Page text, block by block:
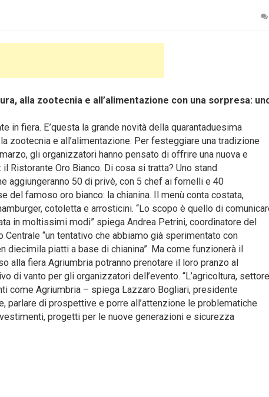
alla zootecnia e all’alimentazione con una sorpresa:
in fiera. E’questa la grande novità della quarantaduesima
zootecnia e all’alimentazione. Per festeggiare una tradizione
gli organizzatori hanno pensato di offrire una nuova e
Ristorante Oro Bianco. Di cosa si tratta? Uno stand
aggiungeranno 50 di privè, con 5 chef ai fornelli e 40
del famoso oro bianco: la chianina. Il menù conta costata,
cotoletta e arrosticini. “Lo scopo è quello di
in moltissimi modi” spiega Andrea Petrini, coordinatore del
“un tentativo che abbiamo già sperimentato con
piatti a base di chianina”. Ma come funzionerà il
alla fiera Agriumbria potranno prenotare il loro pranzo al
di vanto per gli organizzatori dell’evento. “L’agricoltura, settore
come Agriumbria – spiega Lazzaro Bogliari, presidente
parlare di prospettive e porre all’attenzione le problematiche
progetti per le nuove generazioni e sicurezza